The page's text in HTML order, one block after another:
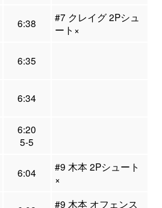
6:38
#7 クレイグ 2Pシュ
ート×
6:35
6:34
6:20
5-5
6:04
#9 木本 2Pシュート
×
#9 木本 オフェンス